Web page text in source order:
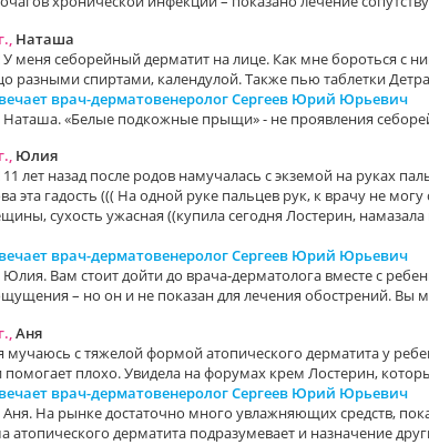
Наташа
У меня себорейный дерматит на лице. Как мне бороться
разными спиртами, календулой. Также пью таблетки
врач-дерматовенеролог Сергеев Юрий Юрьевич
Наташа. «Белые подкожные прыщи» - не проявления
Юлия
11 лет назад после родов намучалась с экземой на руках
эта гадость ((( На одной руке пальцев рук, к врачу не
сухость ужасная ((купила сегодня Лостерин,
врач-дерматовенеролог Сергеев Юрий Юрьевич
Юлия. Вам стоит дойти до врача-дерматолога вместе с
– но он и не показан для лечения обострений. Вы
Аня
мучаюсь с тяжелой формой атопического дерматита у
помогает плохо. Увидела на форумах крем Лостерин,
врач-дерматовенеролог Сергеев Юрий Юрьевич
Аня. На рынке достаточно много увлажняющих средств,
атопического дерматита подразумевает и назначение